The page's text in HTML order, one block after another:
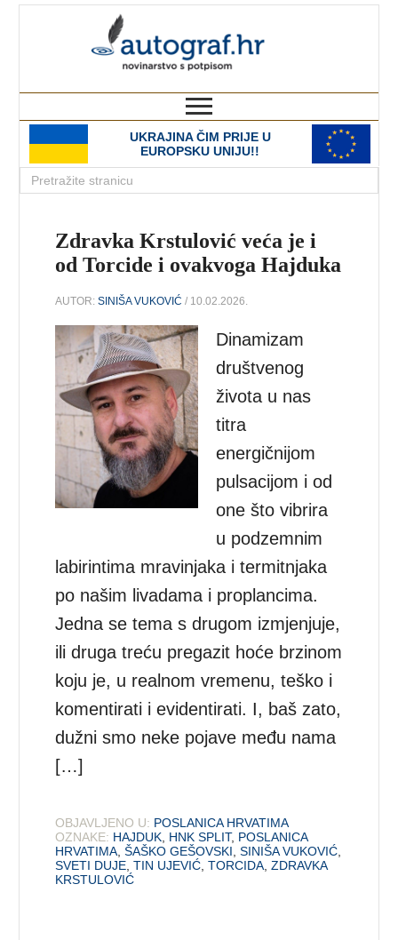
UKRAJINA ČIM PRIJE U
EUROPSKU UNIJU!!
Zdravka Krstulović veća je i
od Torcide i ovakvoga Hajduka
AUTOR:SINIŠA VUKOVIĆ / 10.02.2026.
Dinamizam
društvenog
života u nas
titra
energičnijom
pulsacijom i od
one što vibrira
u podzemnim
labirintima mravinjaka i termitnjaka
po našim livadama i proplancima.
Jedna se tema s drugom izmjenjuje,
ili druga treću pregazit hoće brzinom
koju je, u realnom vremenu, teško i
komentirati i evidentirati. I, baš zato,
dužni smo neke pojave među nama
[…]
OBJAVLJENO U: POSLANICA HRVATIMA
OZNAKE: HAJDUK HNK SPLIT, POSLANICA
HRVATIMA ,ŠAŠKO GEŠOVSKI ,SINIŠA VUKOVIĆ
SVETI DUJE ,TIN UJEVIĆ ,TORCIDA ,ZDRAVKA
KRSTULOVIĆ